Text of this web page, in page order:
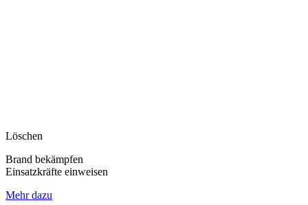
Löschen
Brand bekämpfen
Einsatzkräfte einweisen
Mehr dazu